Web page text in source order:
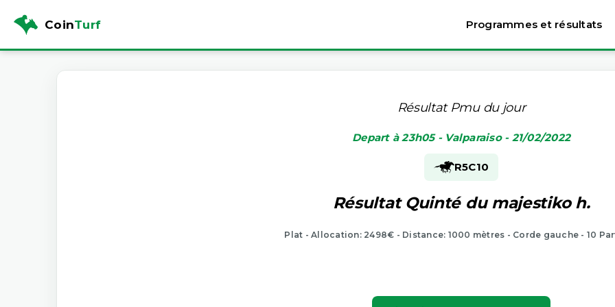
CoinTurf Programmes et résultats
Résultat Pmu du jour
Depart à 23h05 - Valparaiso - 21/02/2022
R5C10
Résultat Quinté du majestiko h.
Plat - Allocation: 2498€ - Distance: 1000 mètres - Corde gauche - 10